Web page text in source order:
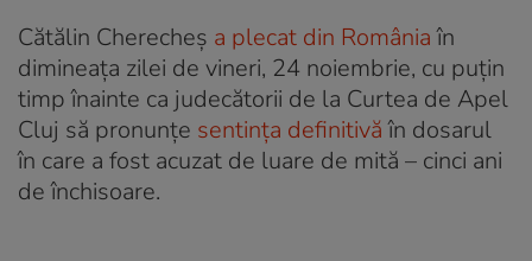
Cătălin Cherecheș a plecat din Româniaîn
dimineața zilei de vineri, 24 noiembrie, cu puțin
timp înainte ca judecătorii de la Curtea de Apel
Cluj să pronunțe sentința definitivăîn dosarul
în care a fost acuzat de luare de mită – cinci ani
de închisoare.